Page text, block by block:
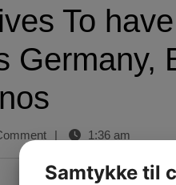
To
Germany,
| 1:36 am
Samtykke til